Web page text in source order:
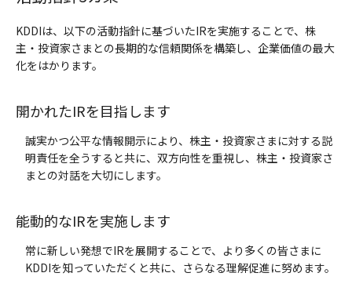
KDDIは、以下の活動指針に基づいたIRを実施することで、株
主・投資家さまとの長期的な信頼関係を構築し、企業価値の最大
化をはかります。
開かれたIRを目指します
誠実かつ公平な情報開示により、株主・投資家さまに対する説
明責任を全うすると共に、双方向性を重視し、株主・投資家さ
まとの対話を大切にします。
能動的なIRを実施します
常に新しい発想でIRを展開することで、より多くの皆さまに
KDDIを知っていただくと共に、さらなる理解促進に努めます。